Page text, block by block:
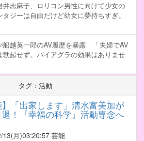
井志麻子、ロリコン男性に向けて少女の
ジーは自由だけど幼女に夢持ちすぎ。
船越英一郎のAV履歴を暴露 「夫婦でAV
勃起せず。バイアグラの効果はありませ
タグ：活動
】「出家します」清水富美加が
！『幸福の科学』活動専念へ
13(月)03:20:57 芸能